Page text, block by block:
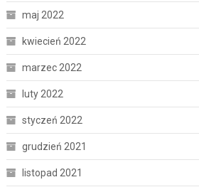
maj 2022
kwiecień 2022
marzec 2022
luty 2022
styczeń 2022
grudzień 2021
listopad 2021